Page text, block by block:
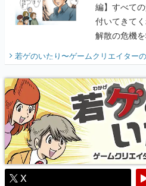
編】すべて
付いてきて
解散の危機
開く。業界
『少年ジャ
り】
若ゲのいたり〜ゲームクリエイター
X